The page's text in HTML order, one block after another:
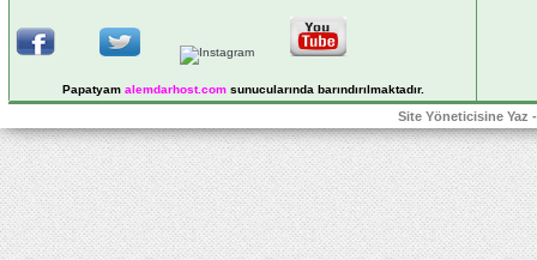
Papatyam alemdarhost.comsunucularında barındırılmaktadır.
Site Yöneticisine Yaz